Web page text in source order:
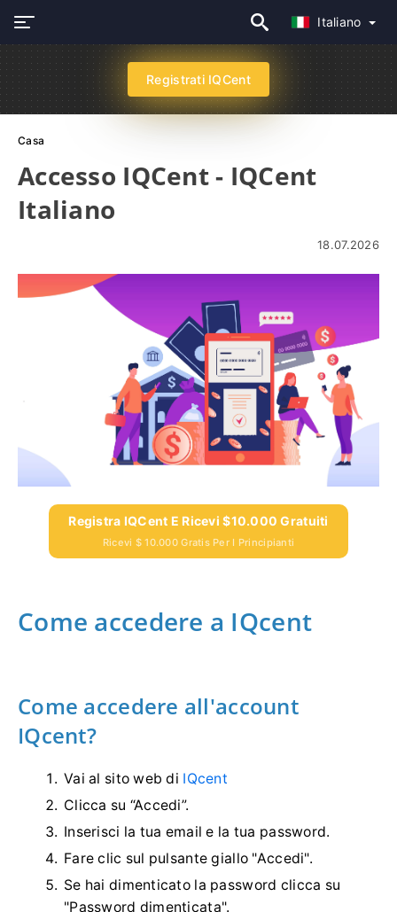
Italiano
Registrati IQCent
Casa
Accesso IQCent - IQCent
Italiano
18.07.2026
Registra IQCent E Ricevi $10.000 Gratuiti
Ricevi $ 10.000 Gratis Per I Principianti
Come accedere a IQcent
Come accedere all'account
IQcent?
Vai al sito web di IQcent
Clicca su “Accedi”.
Inserisci la tua email e la tua password.
Fare clic sul pulsante giallo "Accedi".
Se hai dimenticato la password clicca su
"Password dimenticata".